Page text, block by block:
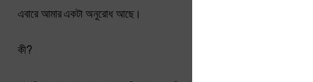
এবারে আমার একটা অনুরোধ আছে।
কী?